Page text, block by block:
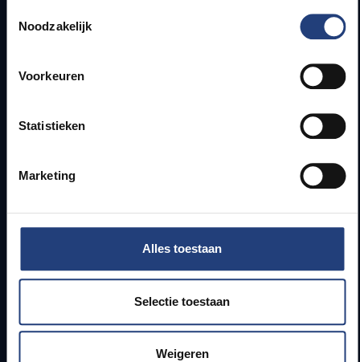
Noodzakelijk
Voorkeuren
Statistieken
Marketing
Alles toestaan
Selectie toestaan
Weigeren
Lesroosters
Info voor
Pers
Personeel
PhD-studenten
Leerkrachten en secundaire scholen
Werkstudenten
Bewaking en noodnummers